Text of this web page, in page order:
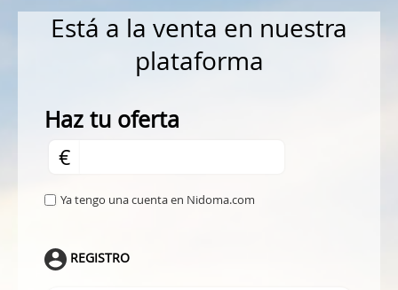
Está a la venta en nuestra
plataforma
Haz tu oferta
€
Ya tengo una cuenta en Nidoma.com
REGISTRO